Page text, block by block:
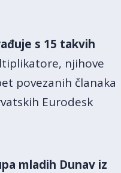
s 15 takvih
njihove
povezanih članaka
Eurodesk
mladih Dunav iz